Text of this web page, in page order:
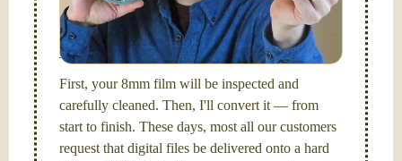
I am the technical expert with adegree in motion
picture and photography, from Brooks Institute,
Santa Barbara, CA.
First, your 8mm film will be inspected and
carefully cleaned. Then, I'll convert it — from
start to finish. These days, most all our customers
request that digital files be delivered onto a hard